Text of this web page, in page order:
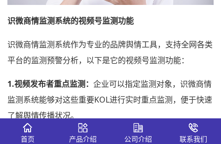
识微商情监测系统的视频号监测功能
识微商情监测系统作为专业的品牌舆情工具，支持全网各类
平台的监测预警分析，以下是它的视频号监测功能：
1.视频发布者重点监测： 企业可以指定监测对象，识微商情
监测系统能够对这些重要KOL进行实时重点监测，便于快速
了解舆情传播状况。
全天候实时监测：识微商情监测系统能够对微信视频号信
首页 产品介绍 公司介绍 联系我们